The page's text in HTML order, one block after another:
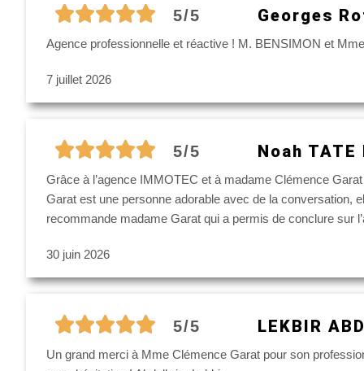
5/5 Georges
Agence professionnelle et réactive ! M. BENSIMON et
7 juillet 2026
5/5 Noah TATE
Grâce à l’agence IMMOTEC et à madame Clémence
Garat est une personne adorable avec de la conversation,
recommande madame Garat qui a permis de conclure sur
30 juin 2026
5/5 LEKBIR
Un grand merci à Mme Clémence Garat pour son